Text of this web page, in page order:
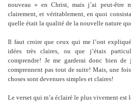
nouveau » en Christ, mais j’ai peut-être
clairement, et véritablement, en quoi
quelle était la qualité de la nouvelle nature
Il faut croire que ceux qui me l’ont expliqué
idées très claires, ou que j’étais
comprendre! Je me garderai donc bien
comprennent pas tout de suite! Mais, une
choses sont devenues simples et claires!
Le verset qui m’a éclairé le plus vivement est